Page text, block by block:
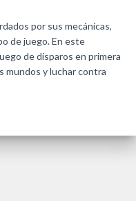
por sus mecánicas,
de juego. En este
de disparos en primera
mundos y luchar contra